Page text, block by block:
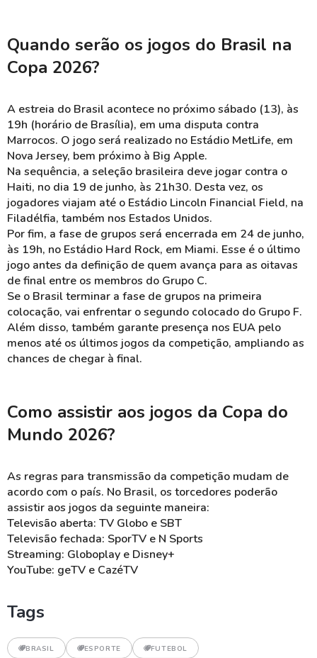
Quando serão os jogos do Brasil na
Copa 2026?
A estreia do Brasil acontece no próximo sábado (13), às
19h (horário de Brasília), em uma disputa contra
Marrocos. O jogo será realizado no Estádio MetLife, em
Nova Jersey, bem próximo à Big Apple.
Na sequência, a seleção brasileira deve jogar contra o
Haiti, no dia 19 de junho, às 21h30. Desta vez, os
jogadores viajam até o Estádio Lincoln Financial Field, na
Filadélfia, também nos Estados Unidos.
Por fim, a fase de grupos será encerrada em 24 de junho,
às 19h, no Estádio Hard Rock, em Miami. Esse é o último
jogo antes da definição de quem avança para as oitavas
de final entre os membros do Grupo C.
Se o Brasil terminar a fase de grupos na primeira
colocação, vai enfrentar o segundo colocado do Grupo F.
Além disso, também garante presença nos EUA pelo
menos até os últimos jogos da competição, ampliando as
chances de chegar à final.
Como assistir aos jogos da Copa do
Mundo 2026?
As regras para transmissão da competição mudam de
acordo com o país. No Brasil, os torcedores poderão
assistir aos jogos da seguinte maneira:
Televisão aberta: TV Globo e SBT
Televisão fechada: SporTV e N Sports
Streaming: Globoplay e Disney+
YouTube: geTV e CazéTV
Tags
BRASIL ESPORTE FUTEBOL